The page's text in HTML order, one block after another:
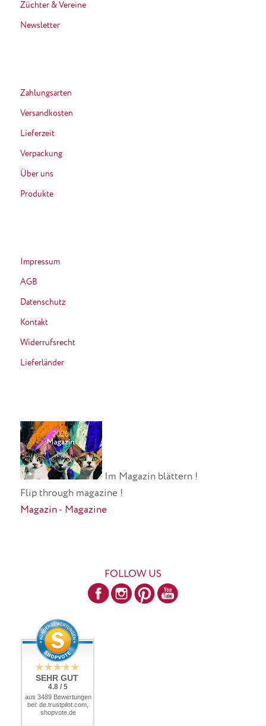
Züchter & Vereine
Newsletter
Zahlungsarten
Versandkosten
Lieferzeit
Verpackung
Über uns
Produkte
Impressum
AGB
Datenschutz
Kontakt
Widerrufsrecht
Lieferländer
Im Magazin blättern !
Flip through magazine !
Magazin - Magazine
FOLLOW US
SEHR GUT
4.8 / 5
aus 3489 Bewertungen
bei: de.trustpilot.com,
shopvote.de